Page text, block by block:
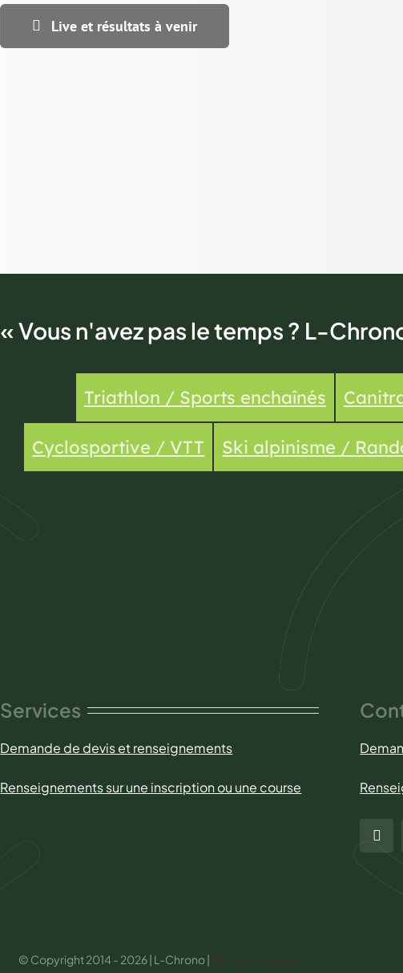
Live et résultats à venir
« Vous n'avez pas le temps ? L-
Triathlon / Sports enchaînés
Cyclosportive / VTT Ski alpinisme /
Services
Demande de devis et renseignements
Renseignements sur une inscription ou une course
© Copyright 2014 - 2026 | L-Chrono |